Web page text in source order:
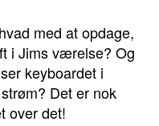
med at opdage,
i Jims værelse? Og
keyboardet i
Det er nok
over det!